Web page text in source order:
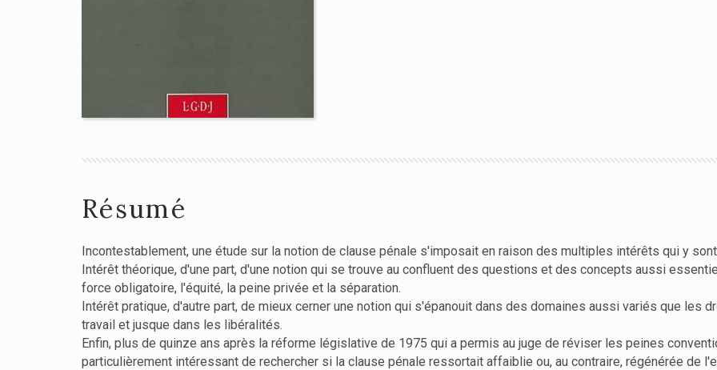
Résumé
Incontestablement, une étude sur la notion de clause pénale s'imposait en raison des multiples intérêts qui y
Intérêt théorique, d'une part, d'une notion qui se trouve au confluent des questions et des concepts aussi
force obligatoire, l'équité, la peine privée et la séparation.
Intérêt pratique, d'autre part, de mieux cerner une notion qui s'épanouit dans des domaines aussi variés que les
travail et jusque dans les libéralités.
Enfin, plus de quinze ans après la réforme législative de 1975 qui a permis au juge de réviser les peines
particulièrement intéressant de rechercher si la clause pénale ressortait affaiblie ou, au contraire, régénérée de